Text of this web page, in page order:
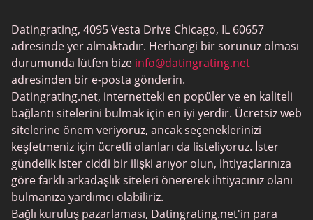
MeetMindful
BDSM Flört
BBPeopleMeet
Şeker Baba Siteleri
JPeopleMeet
Trans Tarihleme
Kıdemli Tarihleme
MyLOL
Datingrating, 4095 Vesta Drive Chicago, IL 60657
adresinde yer almaktadır. Herhangi bir sorunuz olması
durumunda lütfen bize info@datingrating.net
adresinden bir e-posta gönderin.
Datingrating.net, internetteki en popüler ve en kaliteli
bağlantı sitelerini bulmak için en iyi yerdir. Ücretsiz web
sitelerine önem veriyoruz, ancak seçeneklerinizi
keşfetmeniz için ücretli olanları da listeliyoruz. İster
gündelik ister ciddi bir ilişki arıyor olun, ihtiyaçlarınıza
göre farklı arkadaşlık siteleri önererek ihtiyacınız olanı
bulmanıza yardımcı olabiliriz.
Bağlı kuruluş pazarlaması, Datingrating.net'in para